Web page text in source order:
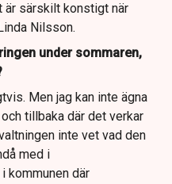
är särskilt konstigt när
Nilsson.
under sommaren,
Men jag kan inte ägna
tillbaka där det verkar
inte vet vad den
med i
kommunen där